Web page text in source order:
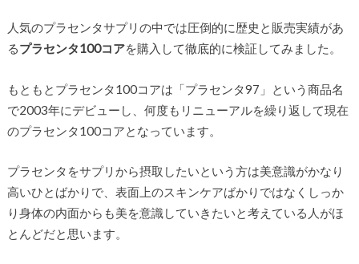
人気のプラセンタサプリの中では圧倒的に歴史と販売実績があ
るプラセンタ100コアを購入して徹底的に検証してみました。
もともとプラセンタ100コアは「プラセンタ97」という商品名
で2003年にデビューし、何度もリニューアルを繰り返して現在
のプラセンタ100コアとなっています。
プラセンタをサプリから摂取したいという方は美意識がかなり
高いひとばかりで、表面上のスキンケアばかりではなくしっか
り身体の内面からも美を意識していきたいと考えている人がほ
とんどだと思います。